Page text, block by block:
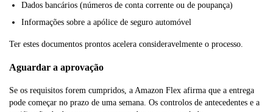
Dados bancários (números de conta corrente ou de poupança)
Informações sobre a apólice de seguro automóvel
Ter estes documentos prontos acelera consideravelmente o processo.
Aguardar a aprovação
Se os requisitos forem cumpridos, a Amazon Flex afirma que a entrega
pode começar no prazo de uma semana. Os controlos de antecedentes e a